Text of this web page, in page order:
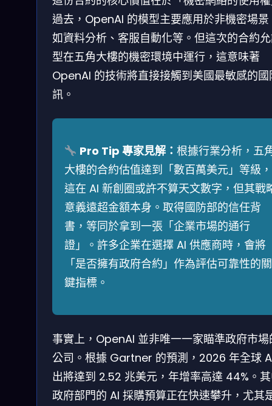
過去，OpenAI 的模型主要應用於非機密場景
如資料分析、客服自動化等。但這次的合約
型在五角大樓的機密環境中運行，這意味著
OpenAI 的技術將直接接觸到美國最敏感的國
訊。
Pro Tip 專家見解： 根據行業分析，五
大樓的合約估值達到「數百萬美元」等級，
這在 AI 新創圈或許不算天文數字，但其戰
意義遠超金額本身。取得國防部的信任背
書，等同於拿到一張「企業市場的通行
證」。許多企業在選擇 AI 供應商時，會將
「是否擁有政府合約」作為評估可靠性的關
鍵指標。
事實上，OpenAI 並非唯一一家瞄準政府市場
公司。根據 Gartner 的預測，2026 年全球
出將達到 2.52 兆美元，年增率高達 44%。
政府部門的 AI 採購預算正在快速攀升，尤其